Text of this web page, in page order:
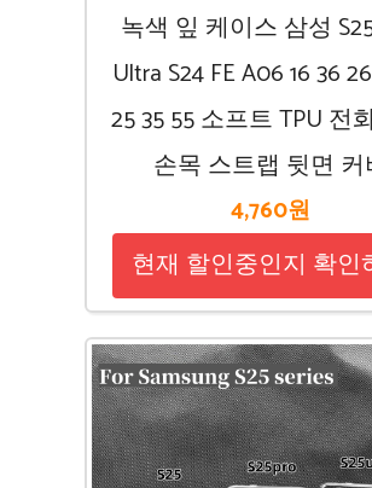
녹색 잎 케이스 삼성
Ultra S24 FE A06 16 36
25 35 55 소프트 TPU 전
손목 스트랩 뒷면 커
4,760원
현재 할인중인지 확인